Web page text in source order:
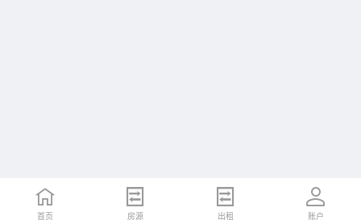
首页 房源 出租 账户